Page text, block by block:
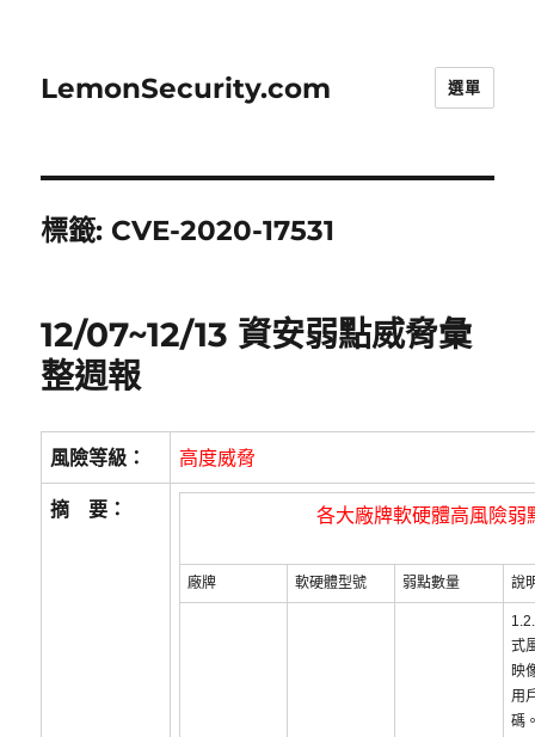
LemonSecurity.com 選單
標籤: CVE-2020-17531
12/07~12/13 資安弱點威脅彙
整週報
風險等級： 高度威脅
摘 要： 各大廠牌軟硬體高風險弱
廠牌 軟硬體型號 弱點數量 說
式
映
用
碼